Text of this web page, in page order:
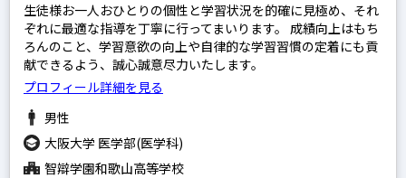
生徒様お一人おひとりの個性と学習状況を的確に見極め、それ
ぞれに最適な指導を丁寧に行ってまいります。 成績向上はもち
ろんのこと、学習意欲の向上や自律的な学習習慣の定着にも貢
献できるよう、誠心誠意尽力いたします。
プロフィール詳細を見る
男性
大阪大学 医学部(医学科)
智辯学園和歌山高等学校